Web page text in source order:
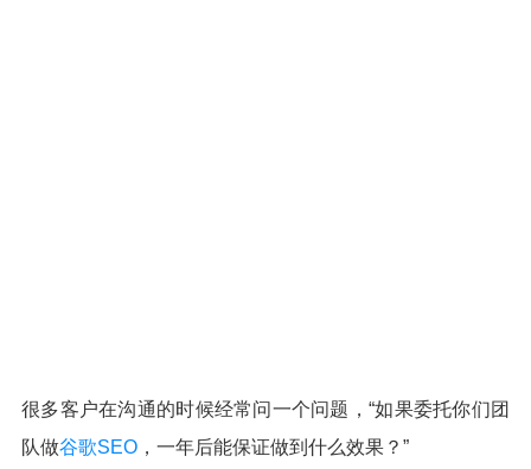
很多客户在沟通的时候经常问一个问题，“如果委托你们团
队做谷歌SEO ，一年后能保证做到什么效果？”